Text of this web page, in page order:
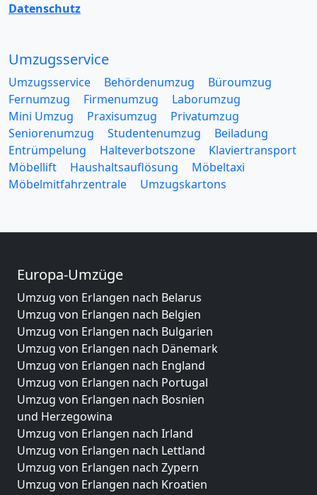
Datenschutz
Umzugsservice
Umzugsservice Behördenumzug
Büroumzug
Fernumzug
Firmenumzug
Laborumzug
Mini Umzug
Praxisumzug
Privatumzug
Seniorenumzug
Studentenumzug
Beiladung
Entrümpelung
Halteverbotszone
Klaviertransport
Möbellift
Haushaltsauflösung
Möbeltaxi
Möbelmitfahrzentrale
Umzugskartons
Europa-Umzüge
Umzug von Erlangen nach Belarus
Umzug von Erlangen nach Belgien
Umzug von Erlangen nach Bulgarien
Umzug von Erlangen nach Dänemark
Umzug von Erlangen nach England
Umzug von Erlangen nach Portugal
Umzug von Erlangen nach Bosnien
und Herzegowina
Umzug von Erlangen nach Irland
Umzug von Erlangen nach Lettland
Umzug von Erlangen nach Zypern
Umzug von Erlangen nach Kroatien